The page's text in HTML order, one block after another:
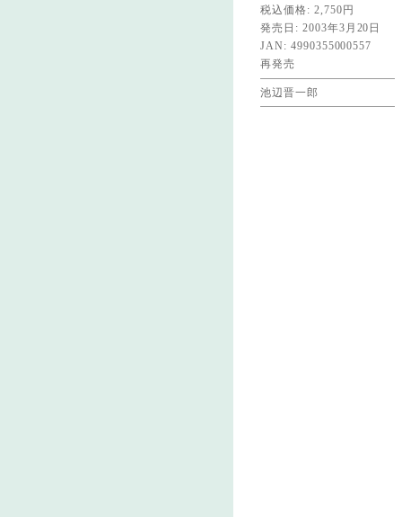
税込価格: 2,750円
発売日: 2003年3月20日
JAN: 4990355000557
再発売
池辺晋一郎